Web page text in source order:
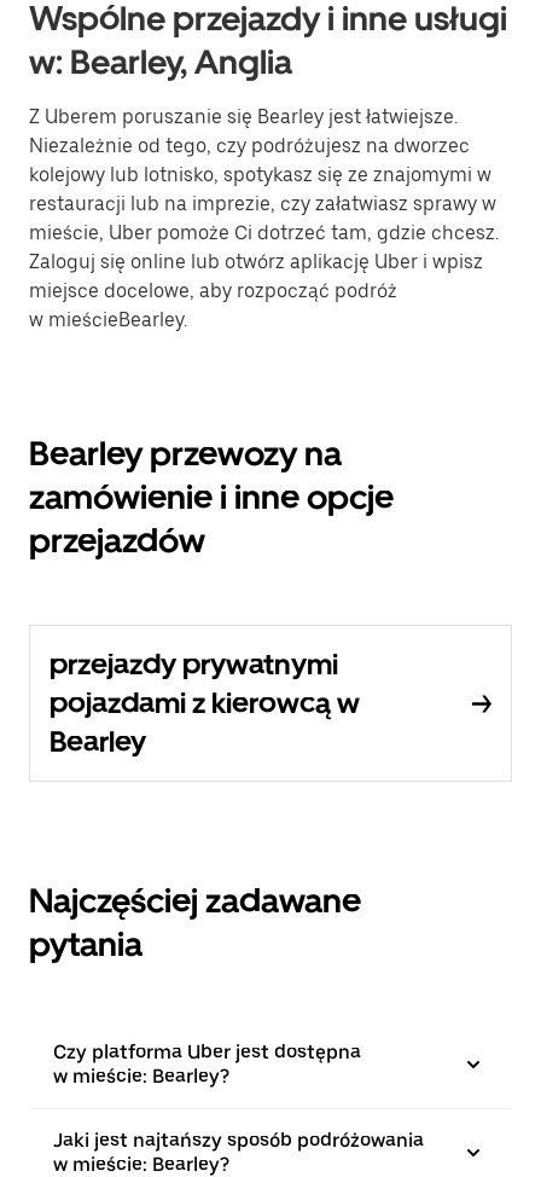
Wspólne przejazdy i inne usługi
w: Bearley, Anglia
Z Uberem poruszanie się Bearley jest łatwiejsze.
Niezależnie od tego, czy podróżujesz na dworzec
kolejowy lub lotnisko, spotykasz się ze znajomymi w
restauracji lub na imprezie, czy załatwiasz sprawy w
mieście, Uber pomoże Ci dotrzeć tam, gdzie chcesz.
Zaloguj się online lub otwórz aplikację Uber i wpisz
miejsce docelowe, aby rozpocząć podróż
w mieścieBearley.
Bearley przewozy na
zamówienie i inne opcje
przejazdów
przejazdy prywatnymi
pojazdami z kierowcą w
Bearley
Najczęściej zadawane
pytania
Czy platforma Uber jest dostępna
w mieście: Bearley?
Jaki jest najtańszy sposób podróżowania
w mieście: Bearley?